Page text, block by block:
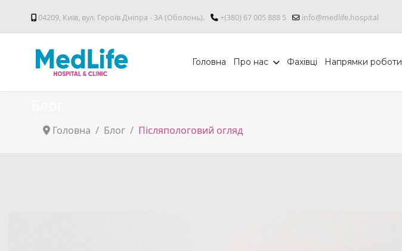
04209, Київ, вул. Героїв Дніпра - 3А (Оболонь). +(380) 67 005 888 5 info@medlife.hospital
Головна Про нас Фахівці Напрямки роботи
Головна Блог Післяпологовий огляд